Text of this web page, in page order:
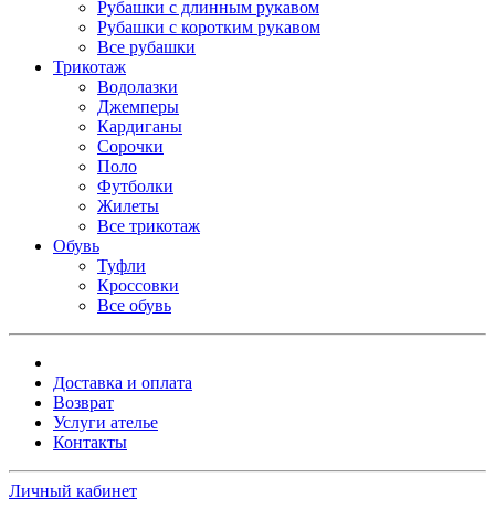
Рубашки с длинным рукавом
Рубашки с коротким рукавом
Все рубашки
Трикотаж
Водолазки
Джемперы
Кардиганы
Сорочки
Поло
Футболки
Жилеты
Все трикотаж
Обувь
Туфли
Кроссовки
Все обувь
Доставка и оплата
Возврат
Услуги ателье
Контакты
Личный кабинет